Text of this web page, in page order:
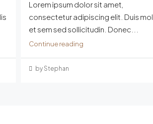
Lorem ipsum dolor sit amet,
consectetur adipiscing elit. Duis
et sem sed sollicitudin. Donec...
Continue reading
by Stephan